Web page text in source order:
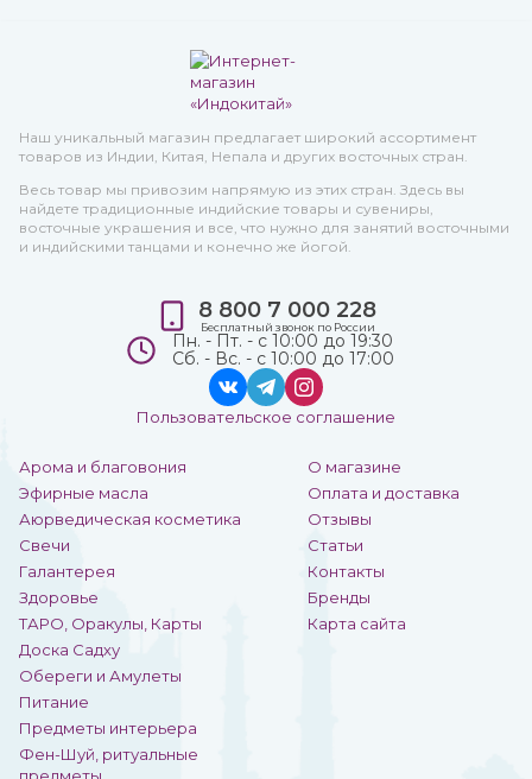
Наш уникальный магазин предлагает широкий ассортимент
товаров из Индии, Китая, Непала и других восточных стран.
Весь товар мы привозим напрямую из этих стран. Здесь вы
найдете традиционные индийские товары и сувениры,
восточные украшения и все, что нужно для занятий восточными
и индийскими танцами и конечно же йогой.
Арома и благовония
Эфирные масла
Аюрведическая косметика
Свечи
Галантерея
Здоровье
ТАРО, Оракулы, Карты
Доска Садху
Обереги и Амулеты
Питание
Предметы интерьера
Фен-Шуй, ритуальные
О магазине
Оплата и доставка
Отзывы
Статьи
Контакты
Бренды
Карта сайта
8 800 7 000 228
Бесплатный звонок по России
Пн. - Пт. - с 10:00 до 19:30
Сб. - Вс. - с 10:00 до 17:00
Пользовательское соглашение